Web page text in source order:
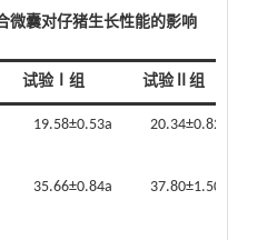
微囊对仔猪生长性能的影响
试验Ⅰ组 试验Ⅱ组
19.58±0.53a 20.34±0.82a
35.66±0.84a 37.80±1.50a